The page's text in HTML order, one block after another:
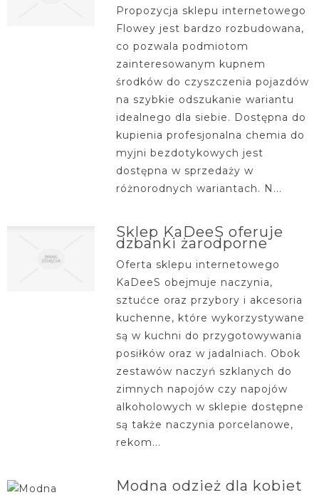
Propozycja sklepu internetowego
Flowey jest bardzo rozbudowana,
co pozwala podmiotom
zainteresowanym kupnem
środków do czyszczenia pojazdów
na szybkie odszukanie wariantu
idealnego dla siebie. Dostępna do
kupienia profesjonalna chemia do
myjni bezdotykowych jest
dostępna w sprzedaży w
różnorodnych wariantach. N...
Sklep KaDeeS oferuje
dzbanki żarodporne
Oferta sklepu internetowego
KaDeeS obejmuje naczynia,
sztućce oraz przybory i akcesoria
kuchenne, które wykorzystywane
są w kuchni do przygotowywania
posiłków oraz w jadalniach. Obok
zestawów naczyń szklanych do
zimnych napojów czy napojów
alkoholowych w sklepie dostępne
są także naczynia porcelanowe,
rekom...
Modna odzież dla kobiet